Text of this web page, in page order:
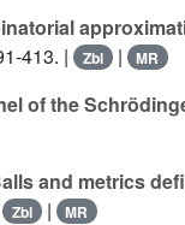
413. | Zbl | MR
of the
and metrics
Zbl | MR